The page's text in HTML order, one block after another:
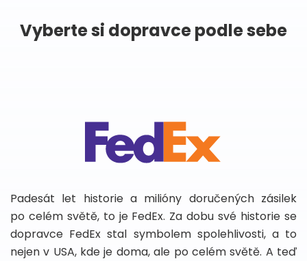
Vyberte si dopravce podle sebe
Padesát let historie a milióny doručených zásilek
po celém světě, to je FedEx. Za dobu své historie se
dopravce FedEx stal symbolem spolehlivosti, a to
nejen v USA, kde je doma, ale po celém světě. A teď